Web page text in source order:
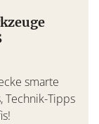
smarte
Technik-Tipps